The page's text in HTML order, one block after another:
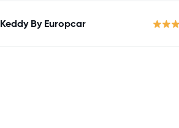
Keddy By Europcar